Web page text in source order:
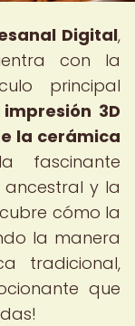
Digital,
con la
principal
3D
la cerámica
fascinante
y la
cómo la
la manera
tradicional,
que